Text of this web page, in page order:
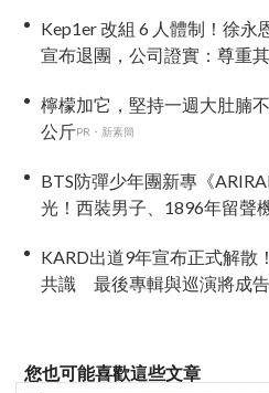
Kep1er 改組 6 人體制！徐永
宣布退團，公司證實：尊重
檸檬加它，堅持一週大肚腩
公斤PR・新素簡
BTS防彈少年團新專《
光！西裝男子、1896年留聲
KARD出道9年宣布正式解散
共識 最後專輯與巡演將成
您也可能喜歡這些文章